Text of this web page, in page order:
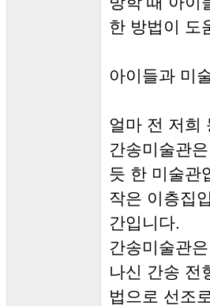
한 방법이 도
아이들과 미
얼마 전 저희
간송미술관
듯 한 미술관
작은 이층집
간입니다.
간송미술관
나신 간송 전
법으로 선조